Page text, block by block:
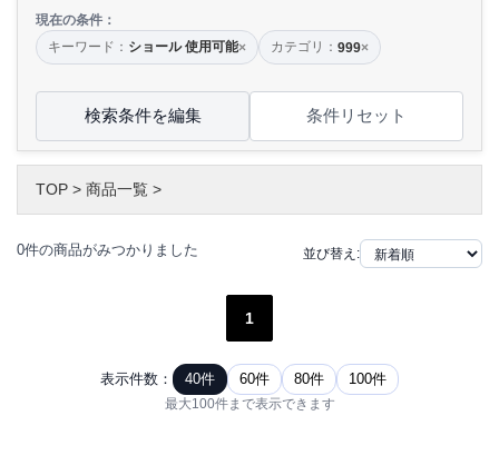
現在の条件：
キーワード： ショール 使用可能× カテゴリ： 999×
検索条件を編集 条件リセット
TOP > 商品一覧 >
0件の商品がみつかりました 並び替え:
1
表示件数： 40件 60件 80件 100件
最大100件まで表示できます